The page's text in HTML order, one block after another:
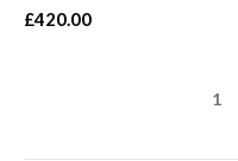
£420.00
1